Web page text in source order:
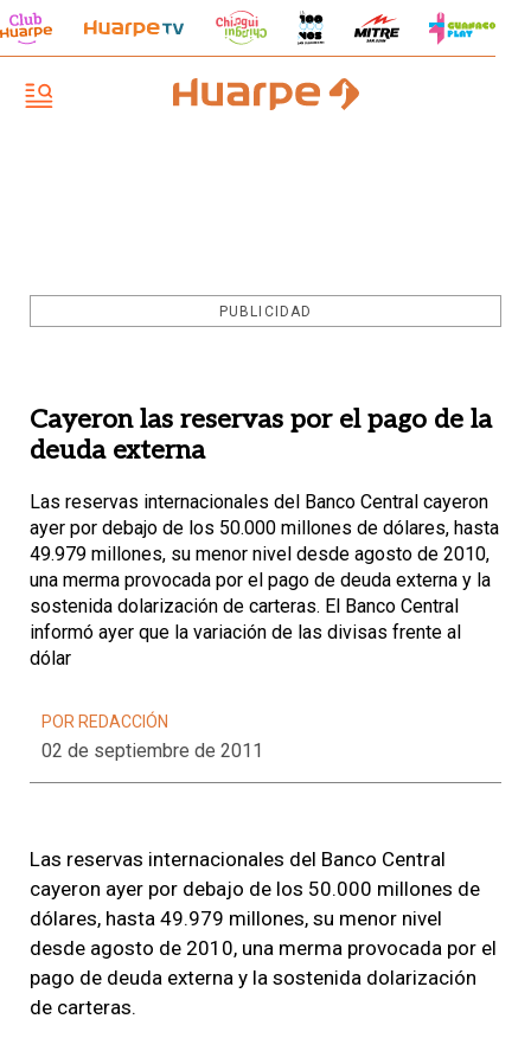
PUBLICIDAD
Cayeron las reservas por el pago de la
deuda externa
Las reservas internacionales del Banco Central cayeron
ayer por debajo de los 50.000 millones de dólares, hasta
49.979 millones, su menor nivel desde agosto de 2010,
una merma provocada por el pago de deuda externa y la
sostenida dolarización de carteras. El Banco Central
informó ayer que la variación de las divisas frente al
dólar
POR REDACCIÓN
02 de septiembre de 2011
Las reservas internacionales del Banco Central
cayeron ayer por debajo de los 50.000 millones de
dólares, hasta 49.979 millones, su menor nivel
desde agosto de 2010, una merma provocada por el
pago de deuda externa y la sostenida dolarización
de carteras.